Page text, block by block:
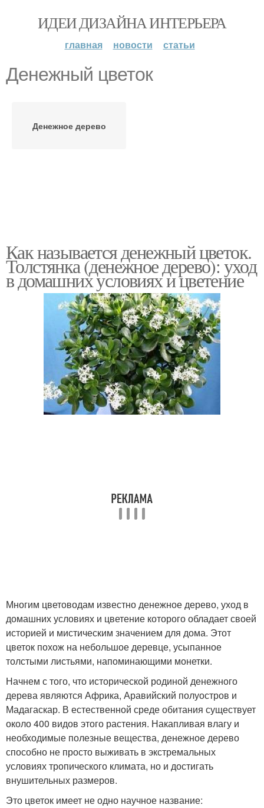
ИДЕИ ДИЗАЙНА ИНТЕРЬЕРА
главная новости статьи
Денежный цветок
Денежное дерево
Как называется денежный цветок.
Толстянка (денежное дерево): уход
в домашних условиях и цветение
Многим цветоводам известно денежное дерево, уход в
домашних условиях и цветение которого обладает своей
историей и мистическим значением для дома. Этот
цветок похож на небольшое деревце, усыпанное
толстыми листьями, напоминающими монетки.
Начнем с того, что исторической родиной денежного
дерева являются Африка, Аравийский полуостров и
Мадагаскар. В естественной среде обитания существует
около 400 видов этого растения. Накапливая влагу и
необходимые полезные вещества, денежное дерево
способно не просто выживать в экстремальных
условиях тропического климата, но и достигать
внушительных размеров.
Это цветок имеет не одно научное название: